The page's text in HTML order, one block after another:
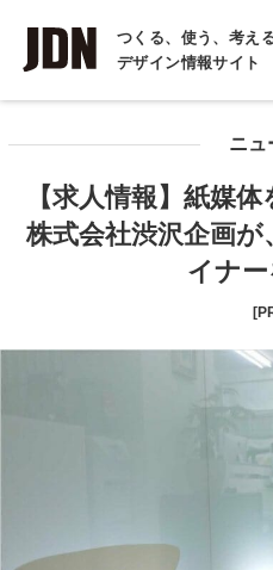
つくる、使う、考え
デザイン情報サイト
INTERVIEW
インタビュー
COLUMN
ニュ
【求人情報】紙媒
株式会社渋沢企画
イナ